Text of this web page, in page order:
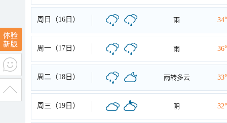
周日（16日） 雨
周一（17日） 雨
周二（18日） 雨转多云
周三（19日） 阴